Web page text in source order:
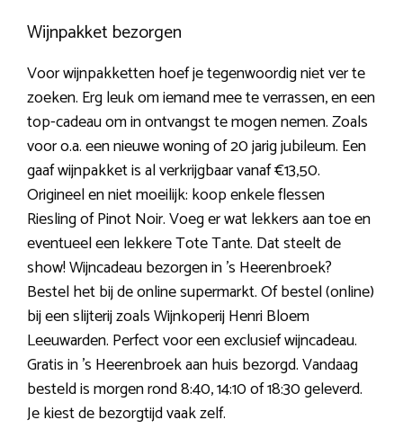
Wijnpakket bezorgen
Voor wijnpakketten hoef je tegenwoordig niet ver te
zoeken. Erg leuk om iemand mee te verrassen, en een
top-cadeau om in ontvangst te mogen nemen. Zoals
voor o.a. een nieuwe woning of 20 jarig jubileum. Een
gaaf wijnpakket is al verkrijgbaar vanaf €13,50.
Origineel en niet moeilijk: koop enkele flessen
Riesling of Pinot Noir. Voeg er wat lekkers aan toe en
eventueel een lekkere Tote Tante. Dat steelt de
show! Wijncadeau bezorgen in ’s Heerenbroek?
Bestel het bij de online supermarkt. Of bestel (online)
bij een slijterij zoals Wijnkoperij Henri Bloem
Leeuwarden. Perfect voor een exclusief wijncadeau.
Gratis in ’s Heerenbroek aan huis bezorgd. Vandaag
besteld is morgen rond 8:40, 14:10 of 18:30 geleverd.
Je kiest de bezorgtijd vaak zelf.